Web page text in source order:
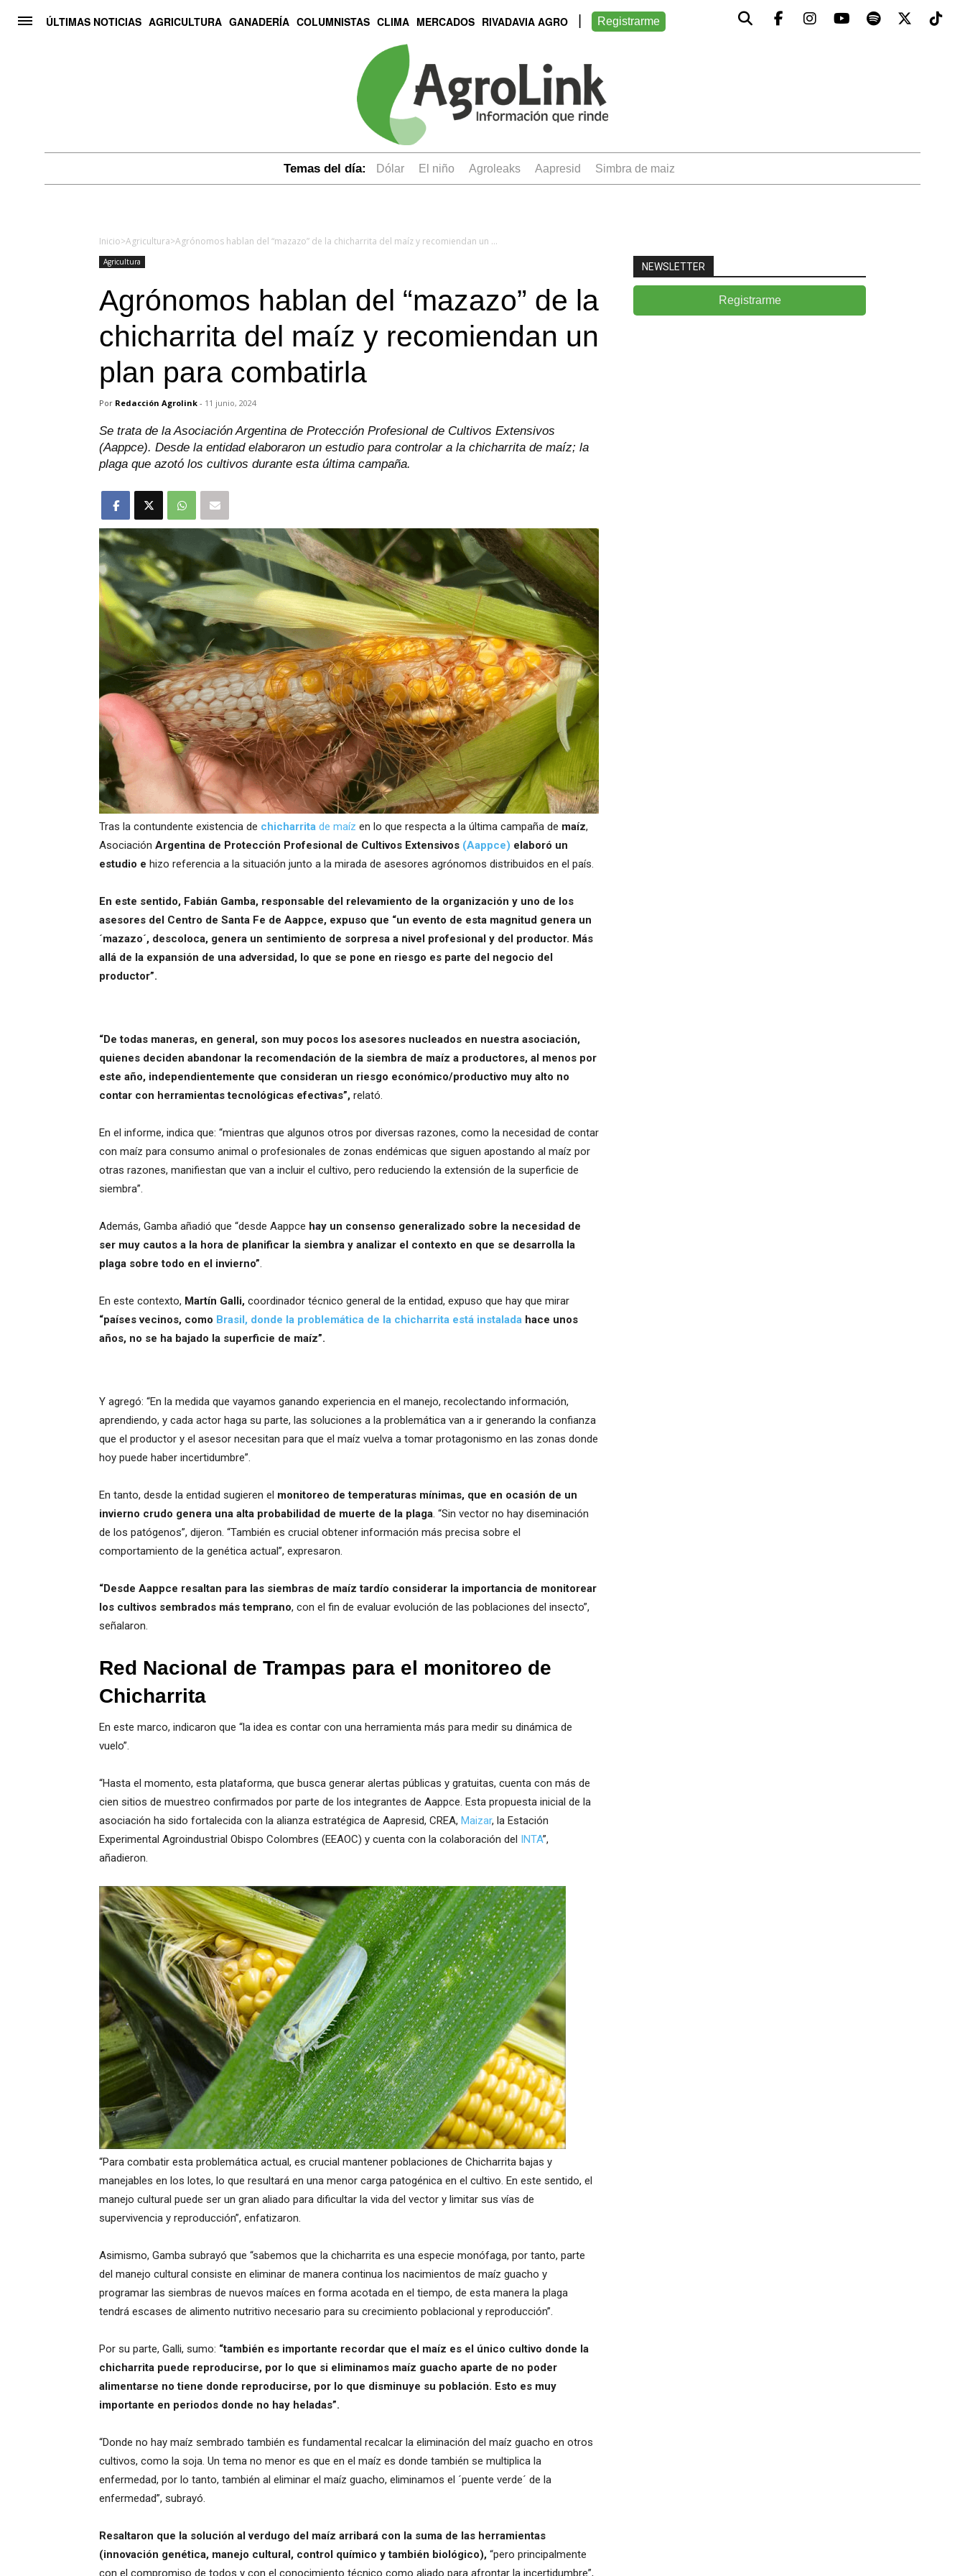
ÚLTIMAS NOTICIAS AGRICULTURA GANADERÍA COLUMNISTAS CLIMA MERCADOS RIVADAVIA AGRO Registrarme
Temas del día: dólar el niño Agroleaks aapresid simbra de maiz
Inicio>Agricultura> Agrónomos hablan del “mazazo” de la chicharrita del maíz y recomiendan un plan para combatirla
Agricultura
Agrónomos hablan del “mazazo” de la
chicharrita del maíz y recomiendan un
plan para combatirla
Por Redacción Agrolink - 11 junio, 2024
Se trata de la Asociación Argentina de Protección Profesional de Cultivos Extensivos
(Aappce). Desde la entidad elaboraron un estudio para controlar a la chicharrita de maíz; la
plaga que azotó los cultivos durante esta última campaña.
Tras la contundente existencia de chicharrita de maíz en lo que respecta a la última campaña de maíz,
Asociación Argentina de Protección Profesional de Cultivos Extensivos (Aappce) elaboró un
estudio e hizo referencia a la situación junto a la mirada de asesores agrónomos distribuidos en el país.
En este sentido, Fabián Gamba, responsable del relevamiento de la organización y uno de los
asesores del Centro de Santa Fe de Aappce, expuso que “un evento de esta magnitud genera un
´mazazo´, descoloca, genera un sentimiento de sorpresa a nivel profesional y del productor. Más
allá de la expansión de una adversidad, lo que se pone en riesgo es parte del negocio del
productor”.
“De todas maneras, en general, son muy pocos los asesores nucleados en nuestra asociación,
quienes deciden abandonar la recomendación de la siembra de maíz a productores, al menos por
este año, independientemente que consideran un riesgo económico/productivo muy alto no
contar con herramientas tecnológicas efectivas”, relató.
En el informe, indica que: “mientras que algunos otros por diversas razones, como la necesidad de contar
con maíz para consumo animal o profesionales de zonas endémicas que siguen apostando al maíz por
otras razones, manifiestan que van a incluir el cultivo, pero reduciendo la extensión de la superficie de
siembra”.
Además, Gamba añadió que “desde Aappce hay un consenso generalizado sobre la necesidad de
ser muy cautos a la hora de planificar la siembra y analizar el contexto en que se desarrolla la
plaga sobre todo en el invierno”.
En este contexto, Martín Galli, coordinador técnico general de la entidad, expuso que hay que mirar
“países vecinos, como Brasil, donde la problemática de la chicharrita está instalada hace unos
años, no se ha bajado la superficie de maíz”.
Y agregó: “En la medida que vayamos ganando experiencia en el manejo, recolectando información,
aprendiendo, y cada actor haga su parte, las soluciones a la problemática van a ir generando la confianza
que el productor y el asesor necesitan para que el maíz vuelva a tomar protagonismo en las zonas donde
hoy puede haber incertidumbre”.
En tanto, desde la entidad sugieren el monitoreo de temperaturas mínimas, que en ocasión de un
invierno crudo genera una alta probabilidad de muerte de la plaga. “Sin vector no hay diseminación
de los patógenos”, dijeron. “También es crucial obtener información más precisa sobre el
comportamiento de la genética actual”, expresaron.
“Desde Aappce resaltan para las siembras de maíz tardío considerar la importancia de monitorear
los cultivos sembrados más temprano, con el fin de evaluar evolución de las poblaciones del insecto”,
señalaron.
Red Nacional de Trampas para el monitoreo de
Chicharrita
En este marco, indicaron que “la idea es contar con una herramienta más para medir su dinámica de
vuelo”.
“Hasta el momento, esta plataforma, que busca generar alertas públicas y gratuitas, cuenta con más de
cien sitios de muestreo confirmados por parte de los integrantes de Aappce. Esta propuesta inicial de la
asociación ha sido fortalecida con la alianza estratégica de Aapresid, CREA, Maizar, la Estación
Experimental Agroindustrial Obispo Colombres (EEAOC) y cuenta con la colaboración del INTA”,
añadieron.
“Para combatir esta problemática actual, es crucial mantener poblaciones de Chicharrita bajas y
manejables en los lotes, lo que resultará en una menor carga patogénica en el cultivo. En este sentido, el
manejo cultural puede ser un gran aliado para dificultar la vida del vector y limitar sus vías de
supervivencia y reproducción”, enfatizaron.
Asimismo, Gamba subrayó que “sabemos que la chicharrita es una especie monófaga, por tanto, parte
del manejo cultural consiste en eliminar de manera continua los nacimientos de maíz guacho y
programar las siembras de nuevos maíces en forma acotada en el tiempo, de esta manera la plaga
tendrá escases de alimento nutritivo necesario para su crecimiento poblacional y reproducción”.
Por su parte, Galli, sumo: “también es importante recordar que el maíz es el único cultivo donde la
chicharrita puede reproducirse, por lo que si eliminamos maíz guacho aparte de no poder
alimentarse no tiene donde reproducirse, por lo que disminuye su población. Esto es muy
importante en periodos donde no hay heladas”.
“Donde no hay maíz sembrado también es fundamental recalcar la eliminación del maíz guacho en otros
cultivos, como la soja. Un tema no menor es que en el maíz es donde también se multiplica la
enfermedad, por lo tanto, también al eliminar el maíz guacho, eliminamos el ´puente verde´ de la
enfermedad”, subrayó.
Resaltaron que la solución al verdugo del maíz arribará con la suma de las herramientas
(innovación genética, manejo cultural, control químico y también biológico), “pero principalmente
con el compromiso de todos y con el conocimiento técnico como aliado para afrontar la incertidumbre”,
NEWSLETTER
Registrarme